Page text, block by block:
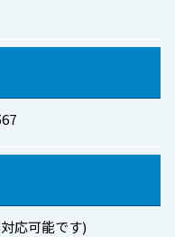
応可能です)